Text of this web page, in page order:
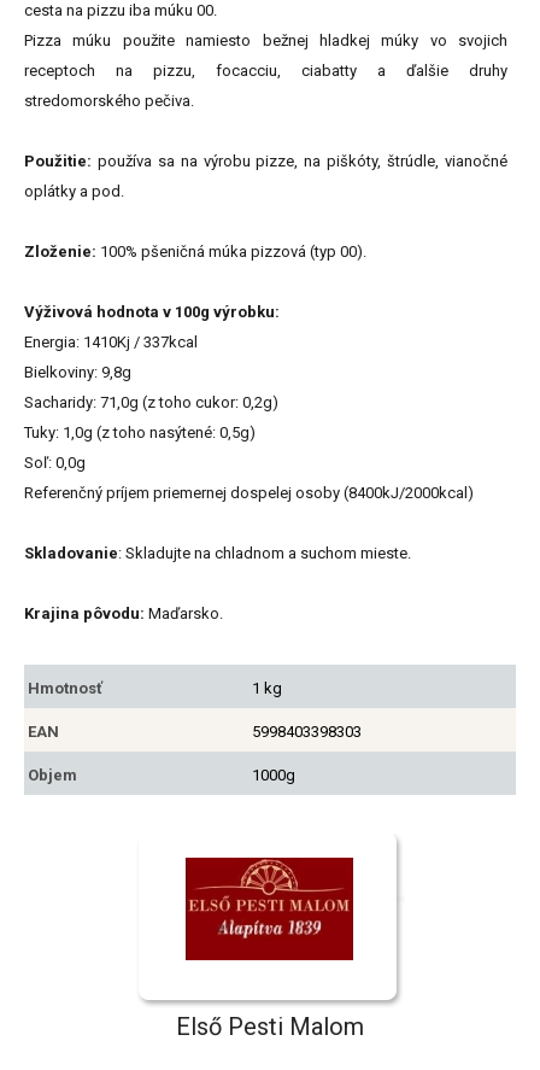
cesta na pizzu iba múku 00.
Pizza múku použite namiesto bežnej hladkej múky vo svojich
receptoch na pizzu, focacciu, ciabatty a ďalšie druhy
stredomorského pečiva.
Použitie: používa sa na výrobu pizze, na piškóty, štrúdle, vianočné
oplátky a pod.
Zloženie: 100% pšeničná múka pizzová (typ 00).
Výživová hodnota v 100g výrobku:
Energia: 1410Kj / 337kcal
Bielkoviny: 9,8g
Sacharidy: 71,0g (z toho cukor: 0,2g)
Tuky: 1,0g (z toho nasýtené: 0,5g)
Soľ: 0,0g
Referenčný príjem priemernej dospelej osoby (8400kJ/2000kcal)
Skladovanie: Skladujte na chladnom a suchom mieste.
Krajina pôvodu: Maďarsko.
Hmotnosť 1 kg
EAN 5998403398303
Objem 1000g
Első Pesti Malom